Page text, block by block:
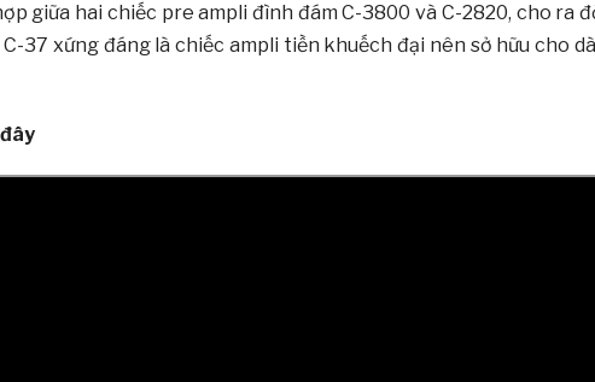
giữa hai chiếc pre ampli đình đám C-3800 và C-2820, cho ra
37 xứng đáng là chiếc ampli tiền khuếch đại nên sở hữu cho